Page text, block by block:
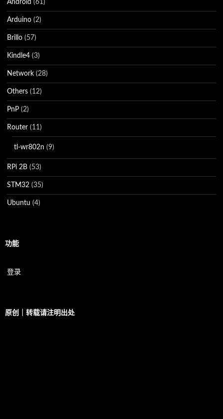
Android (61)
Arduino (2)
Brillo (57)
Kindle4 (3)
Network (28)
Others (12)
PnP (2)
Router (11)
tl-wr802n (9)
RPi 2B (53)
STM32 (35)
Ubuntu (4)
功能
登录
原创｜转载请注明出处